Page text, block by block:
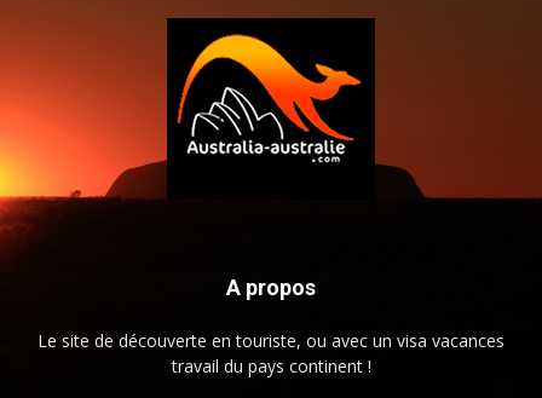
A propos
Le site de découverte en touriste, ou avec un visa vacances
travail du pays continent !